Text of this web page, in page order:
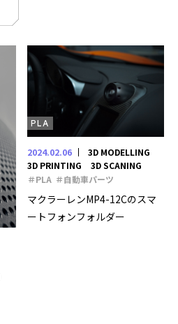
PLA
2024.02.06
3D MODELLING
3D PRINTING
3D SCANING
＃PLA ＃自動車パーツ
マクラーレンMP4-12Cのスマ
ートフォンフォルダー